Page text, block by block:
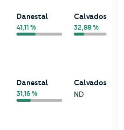
Danestal
41,11 %
Calvados
32,88 %
Danestal
31,16 %
Calvados
ND